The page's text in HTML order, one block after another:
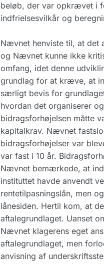
beløb, der var opkrævet i
indfrielsesvilkår og
Nævnet henviste til, at det
og Nævnet kunne ikke
omfang, idet denne
grundlag for at kræve, at
særligt bevis for
hvordan det organiserer
bidragsforhøjelsen måtte
kapitalkrav. Nævnet
bidragsforhøjelser var
var fast i 10 år.
Nævnet bemærkede, at
instituttet havde anvendt
rentetilpasningslån, men
lånesiden. Hertil kom, at
aftalegrundlaget. Uanset
Nævnet klagerens eget
aftalegrundlaget, men
anvisning af